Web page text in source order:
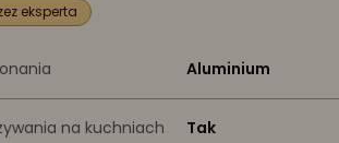
eksperta
Aluminium
na kuchniach
Tak